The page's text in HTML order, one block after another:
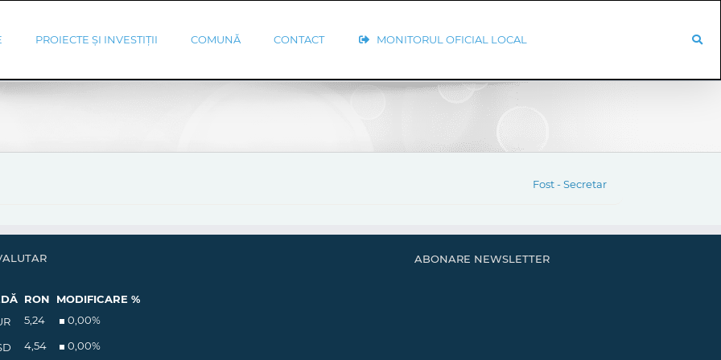
PROIECTE ȘI INVESTIȚII COMUNĂ CONTACT MONITORUL OFICIAL LOCAL
Fost - Secretar
RON
MODIFICARE %
5,24 0,00%
4,54 0,00%
ABONARE NEWSLETTER